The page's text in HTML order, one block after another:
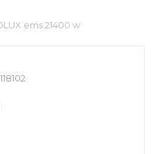
ems 21400 w
118102